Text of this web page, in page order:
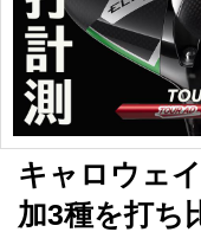
キャロウェ
加3種を打ち